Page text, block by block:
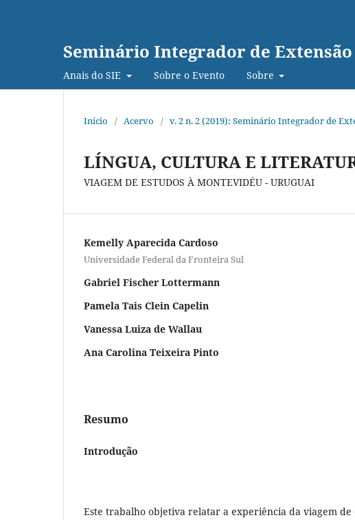
Seminário Integrador de Extensão
Anais do SIE Sobre o Evento Sobre
Início / Acervo / v. 2 n. 2 (2019): Seminário Integrador de
LÍNGUA, CULTURA E
VIAGEM DE ESTUDOS À MONTEVIDÉU - URUGUAI
Kemelly Aparecida Cardoso
Universidade Federal da Fronteira Sul
Gabriel Fischer Lottermann
Pamela Tais Clein Capelin
Vanessa Luiza de Wallau
Ana Carolina Teixeira Pinto
Resumo
Introdução
Este trabalho objetiva relatar a experiência da viagem de